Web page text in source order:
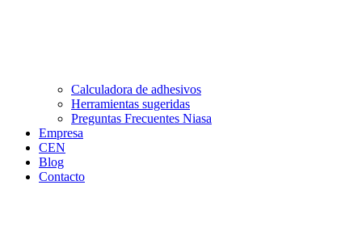
Calculadora de adhesivos
Herramientas sugeridas
Preguntas Frecuentes Niasa
Empresa
CEN
Blog
Contacto